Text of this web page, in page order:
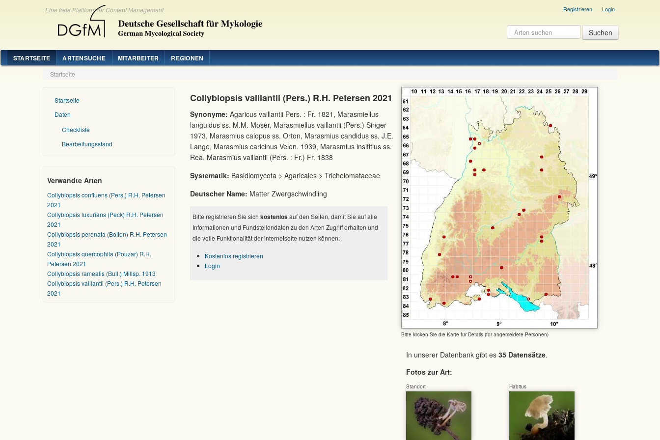
Eine freie Plattform für Content Management Registrieren Login
STARTSEITE ARTENSUCHE MITARBEITER REGIONEN
Startseite
Startseite
Daten
Checkliste
Bearbeitungsstand
Verwandte Arten
Collybiopsis confluens (Pers.) R.H. Petersen
2021
Collybiopsis luxurians (Peck) R.H. Petersen
2021
Collybiopsis peronata (Bolton) R.H. Petersen
2021
Collybiopsis quercophila (Pouzar) R.H.
Petersen 2021
Collybiopsis ramealis (Bull.) Millsp. 1913
Collybiopsis vaillantii (Pers.) R.H. Petersen
2021
Bitte klicken Sie die Karte für Details (für angemeldete Personen)
In unserer Datenbank gibt es 35 Datensätze.
Fotos zur Art:
Standort Habitus
Collybiopsis vaillantii (Pers.) R.H. Petersen 2021
Synonyme: Agaricus vaillantii Pers. : Fr. 1821, Marasmiellus
languidus ss. M.M. Moser, Marasmiellus vaillantii (Pers.) Singer
1973, Marasmius calopus ss. Orton, Marasmius candidus ss. J.E.
Lange, Marasmius caricinus Velen. 1939, Marasmius insititius ss.
Rea, Marasmius vaillantii (Pers. : Fr.) Fr. 1838
Systematik: Basidiomycota > Agaricales > Tricholomataceae
Deutscher Name: Matter Zwergschwindling
Bitte registrieren Sie sich kostenlos auf den Seiten, damit Sie auf alle
Informationen und Fundstellendaten zu den Arten Zugriff erhalten und
die volle Funktionalität der internetseite nutzen können:
Kostenlos registrieren
Login